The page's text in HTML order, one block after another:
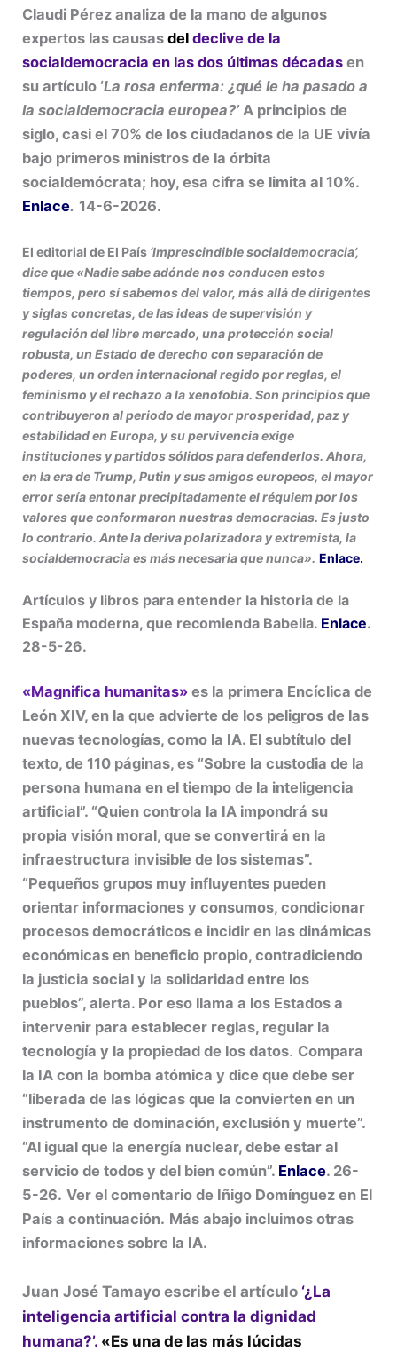
Claudi Pérez analiza de la mano de algunos
expertos las causasdel declive de la
socialdemocracia en las dos últimas décadas en
su artículo ‘La rosa enferma: ¿qué le ha pasado a
la socialdemocracia europea?’A principios de
siglo, casi el 70% de los ciudadanos de la UE vivía
bajo primeros ministros de la órbita
socialdemócrata; hoy, esa cifra se limita al 10%.
Enlace. 14-6-2026.
El editorial de El País ‘Imprescindible socialdemocracia’,
dice que «Nadie sabe adónde nos conducen estos
tiempos, pero sí sabemos del valor, más allá de dirigentes
y siglas concretas, de las ideas de supervisión y
regulación del libre mercado, una protección social
robusta, un Estado de derecho con separación de
poderes, un orden internacional regido por reglas, el
feminismo y el rechazo a la xenofobia. Son principios que
contribuyeron al periodo de mayor prosperidad, paz y
estabilidad en Europa, y su pervivencia exige
instituciones y partidos sólidos para defenderlos. Ahora,
en la era de Trump, Putin y sus amigos europeos, el mayor
error sería entonar precipitadamente el réquiem por los
valores que conformaron nuestras democracias. Es justo
lo contrario. Ante la deriva polarizadora y extremista, la
socialdemocracia es más necesaria que nunca». Enlace.
Artículos y libros para entender la historia de la
España moderna, que recomienda Babelia. Enlace.
28-5-26.
«Magnifica humanitas» es la primera Encíclica de
León XIV, en la que advierte de los peligros de las
nuevas tecnologías, como la IA. El subtítulo del
texto, de 110 páginas, es “Sobre la custodia de la
persona humana en el tiempo de la inteligencia
artificial”. “Quien controla la IA impondrá su
propia visión moral, que se convertirá en la
infraestructura invisible de los sistemas”.
“Pequeños grupos muy influyentes pueden
orientar informaciones y consumos, condicionar
procesos democráticos e incidir en las dinámicas
económicas en beneficio propio, contradiciendo
la justicia social y la solidaridad entre los
pueblos”, alerta. Por eso llama a los Estados a
intervenir para establecer reglas, regular la
tecnología y la propiedad de los datos. Compara
la IA con la bomba atómica y dice que debe ser
“liberada de las lógicas que la convierten en un
instrumento de dominación, exclusión y muerte”.
“Al igual que la energía nuclear, debe estar al
servicio de todos y del bien común”. Enlace. 26-
5-26. Ver el comentario de Iñigo Domínguez en El
País a continuación. Más abajo incluimos otras
informaciones sobre la IA.
Juan José Tamayo escribe el artículo ‘¿La
inteligencia artificial contra la dignidad
humana?’. «Es una de las más lúcidas